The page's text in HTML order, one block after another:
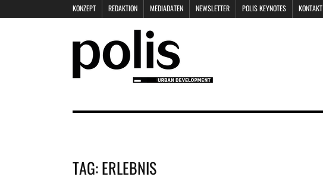
KONZEPT REDAKTION MEDIADATEN NEWSLETTER POLIS KEYNOTES KONTAKT
TAG:ERLEBNIS